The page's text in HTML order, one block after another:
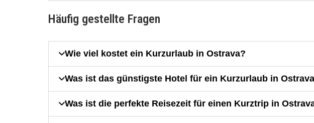
Häufig gestellte Fragen
Wie viel kostet ein Kurzurlaub in Ostrava?
Was ist das günstigste Hotel für ein Kurzurlaub in
Was ist die perfekte Reisezeit für einen Kurztrip in